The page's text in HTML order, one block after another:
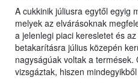
A cukkinik júliusra egytől egyig
melyek az elvárásoknak
a jelenlegi piaci keresletet és
betakarításra július közepén
nagyságúak voltak a
vizsgáztak, hiszen